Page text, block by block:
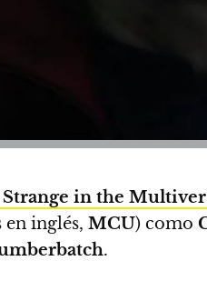
in the
en inglés, MCU) como
.